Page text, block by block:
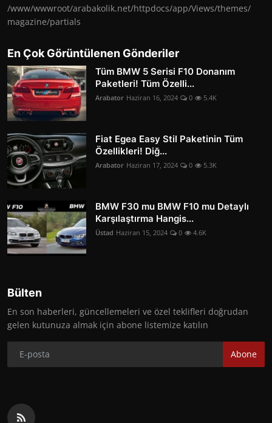
/www/wwwroot/arabakolik.net/httpdocs/app/Views/themes/
magazine/partials
En Çok Görüntülenen Gönderiler
Tüm BMW 5 Serisi F10 Donanım
Paketleri! Tüm Özelli...
Arabator Haziran 16, 2024 0 5.4K
Fiat Egea Easy Stil Paketinin Tüm
Özellikleri! Diğ...
Arabator Haziran 17, 2024 0 5.3K
BMW F30 mu BMW F10 mu Detaylı
Karşılaştırma Hangis...
Üstad Haziran 15, 2024 0 4.6K
Bülten
En son haberleri, güncellemeleri ve özel teklifleri doğrudan
gelen kutunuza almak için abone listemize katılın
Abone